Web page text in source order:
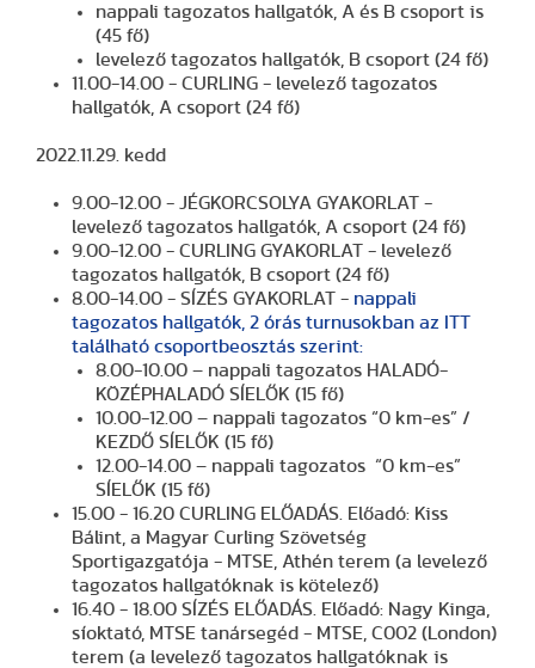
nappali tagozatos hallgatók, A és B csoport is
(45 fő)
levelező tagozatos hallgatók, B csoport (24 fő)
11.00-14.00 - CURLING - levelező tagozatos
hallgatók, A csoport (24 fő)
2022.11.29. kedd
9.00-12.00 - JÉGKORCSOLYA GYAKORLAT -
levelező tagozatos hallgatók, A csoport (24 fő)
9.00-12.00 - CURLING GYAKORLAT - levelező
tagozatos hallgatók, B csoport (24 fő)
8.00-14.00 - SÍZÉS GYAKORLAT - nappali
tagozatos hallgatók, 2 órás turnusokban az ITT
található csoportbeosztás szerint:
8.00-10.00 – nappali tagozatos HALADÓ-
KÖZÉPHALADÓ SÍELŐK (15 fő)
10.00-12.00 – nappali tagozatos “0 km-es” /
KEZDŐ SÍELŐK (15 fő)
12.00-14.00 – nappali tagozatos “0 km-es”
SÍELŐK (15 fő)
15.00 - 16.20 CURLING ELŐADÁS. Előadó: Kiss
Bálint, a Magyar Curling Szövetség
Sportigazgatója - MTSE, Athén terem (a levelező
tagozatos hallgatóknak is kötelező)
16.40 - 18.00 SÍZÉS ELŐADÁS. Előadó: Nagy Kinga,
síoktató, MTSE tanársegéd - MTSE, C002 (London)
terem (a levelező tagozatos hallgatóknak is